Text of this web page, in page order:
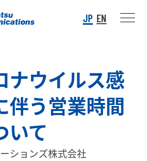
JP EN
ナウイルス感
伴う営業時間
いて
ションズ株式会社